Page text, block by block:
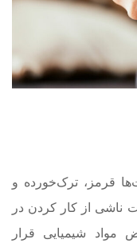
قرمز، ترک‌خورده و
ناشی از کار کردن در
شیمیایی قرار